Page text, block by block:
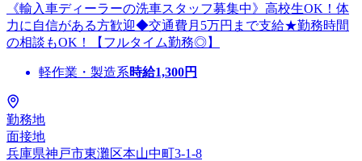
《輸入車ディーラーの洗車スタッフ募集中》高校生OK！体
力に自信がある方歓迎◆交通費月5万円まで支給★勤務時間
の相談もOK！【フルタイム勤務◎】
軽作業・製造系時給1,300円
勤務地
面接地
兵庫県神戸市東灘区本山中町3-1-8